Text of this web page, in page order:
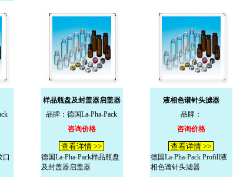
口
样品瓶盘及封盖器启盖器
品牌：德国La-Pha-Pack
咨询价格
查看详情 >>
德国La-Pha-Pack样品瓶盘
及封盖器启盖器
液相色谱针头滤器
品牌：
咨询价格
查看详情 >>
德国La-Pha-Pack Profill液
相色谱针头滤器